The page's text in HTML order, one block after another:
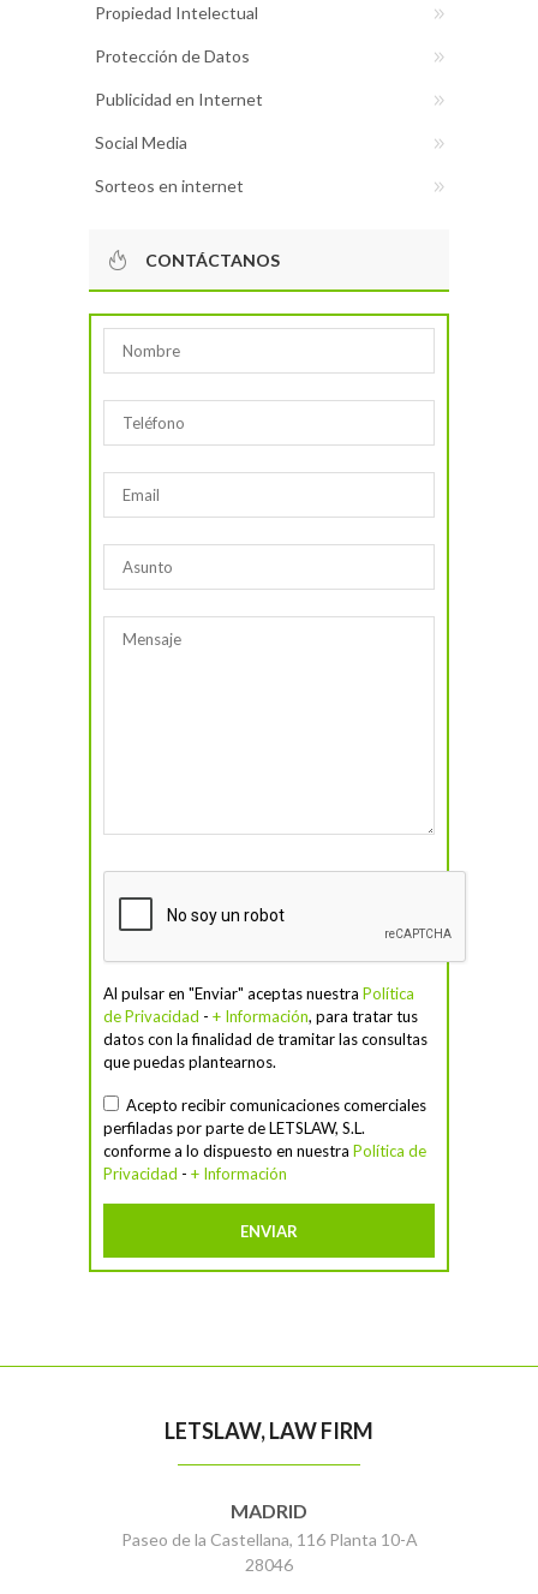
Propiedad Intelectual
Protección de Datos
Publicidad en Internet
Social Media
Sorteos en internet
CONTÁCTANOS
Al pulsar en "Enviar" aceptas nuestra Política
de Privacidad - + Información, para tratar tus
datos con la finalidad de tramitar las consultas
que puedas plantearnos.
Acepto recibir comunicaciones comerciales
perfiladas por parte de LETSLAW, S.L.
conforme a lo dispuesto en nuestra Política de
Privacidad - + Información
LETSLAW, LAW FIRM
MADRID
Paseo de la Castellana, 116 Planta 10-A
28046